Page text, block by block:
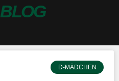
BLOG
D-MÄDCHEN